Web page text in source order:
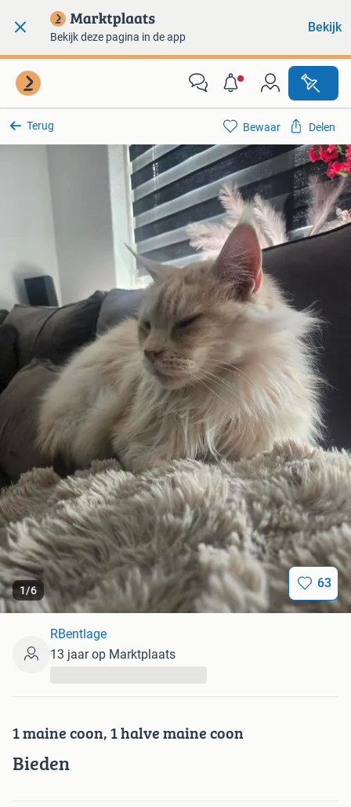
Bekijk deze pagina in de app
Bekijk
Terug
1/6 63
Bewaar Delen
1 maine coon, 1 halve maine coon
Bieden
RBentlage
13 jaar op Marktplaats